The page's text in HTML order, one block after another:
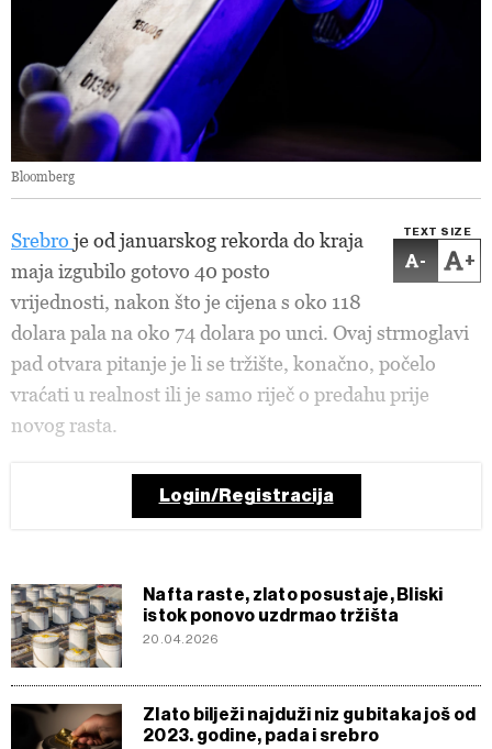
Bloomberg
TEXT SIZE
- +
Srebro je od januarskog rekorda do kraja
maja izgubilo gotovo 40 posto
vrijednosti, nakon što je cijena s oko 118
dolara pala na oko 74 dolara po unci. Ovaj strmoglavi
pad otvara pitanje je li se tržište, konačno, počelo
vraćati u realnost ili je samo riječ o predahu prije
novog rasta.
Login/Registracija
Nafta raste, zlato posustaje, Bliski
istok ponovo uzdrmao tržišta
20.04.2026
Zlato bilježi najduži niz gubitaka još od
2023. godine, pada i srebro